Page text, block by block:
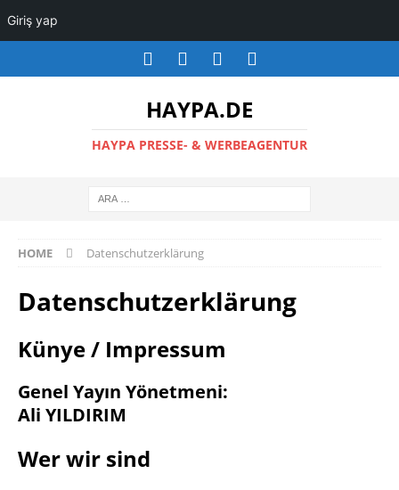
HAYPA.DE
HAYPA PRESSE- & WERBEAGENTUR
HOME Datenschutzerklärung
Datenschutzerklärung
Künye / Impressum
Genel Yayın Yönetmeni:
Ali YILDIRIM
Wer wir sind
Giriş yap